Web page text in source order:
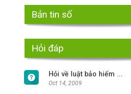
Bản tin số
Hỏi đáp
Hỏi về luật bảo hiểm ...
Oct 14, 2009